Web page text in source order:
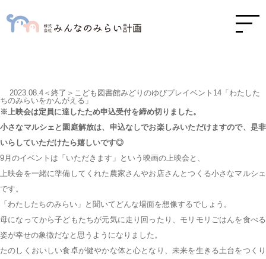
2023.08.4＜終了＞こども図書館みどりのゆびプレイベント14「わたした
ちのみらいをかんがえる」
※上映会は定員に達したため申込受付を締め切りました。
小さなマルシェと園庭解放は、申込なしでお楽しみいただけますので、是非
いらしていただけたら嬉しいです◎
9月のイベントは「いただきます」という映画の上映会と、
上映会を一緒に準備してくれた農家さんやお店さんとつくる小さなマルシェ
です。
「わたしたちのみらい」と聞いてどんな場面を想像するでしょう。
母になってから子どもたちが元気に走り回ったり、モリモリごはんを食べる
姿が幸せの象徴だなと思うようになりました。
たのしくおいしい食卓が健やかな体と心となり、未来を生きる土台をつくり